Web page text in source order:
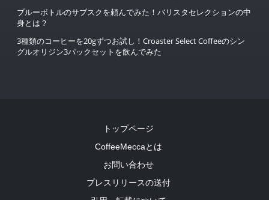
ブルーボトルのサブスクを頼んでみた！バリスタセレクションの中
身とは？
3種類のコーヒーを20gずつお試し！Croaster Select Coffeeのシン
グルオリジン3パックセットを飲んでみた
トップページ
CoffeeMeccaとは
お問い合わせ
プレスリリースの送付